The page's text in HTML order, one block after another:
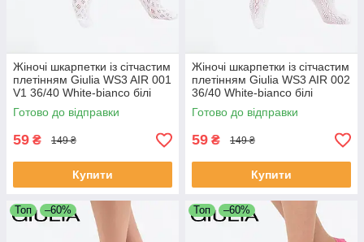
Жіночі шкарпетки із сітчастим
плетінням Giulia WS3 AIR 001
V1 36/40 White-bianco білі
шкарпетки сітка
Готово до відправки
59 ₴ 149 ₴
Купити
Жіночі шкарпетки із сітчастим
плетінням Giulia WS3 AIR 002
36/40 White-bianco білі
шкарпетки сітка
Готово до відправки
59 ₴ 149 ₴
Купити
Топ –60% Топ –60%